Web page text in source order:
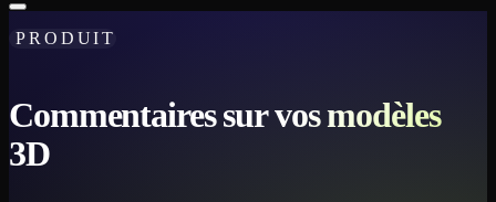
PRODUIT
Commentaires sur vos modèles
3D